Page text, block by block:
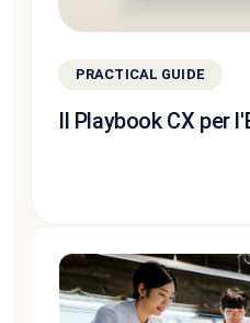
PRACTICAL GUIDE
Il Playbook CX per